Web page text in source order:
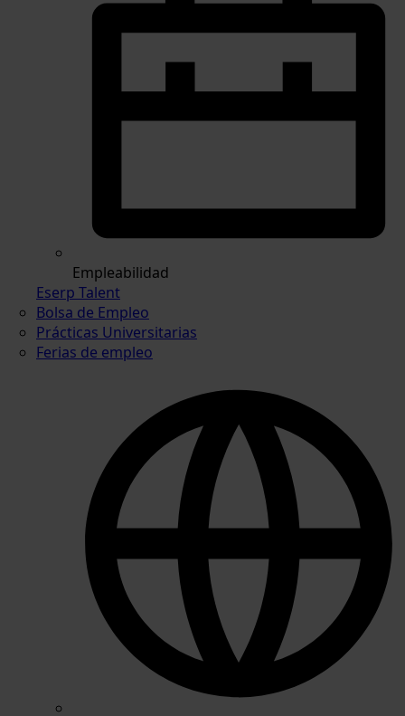
Empleabilidad
Eserp Talent
Bolsa de Empleo
Prácticas Universitarias
Ferias de empleo